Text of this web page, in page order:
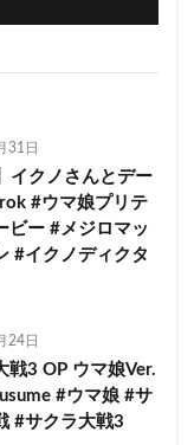
31日
イクノさんとデー
#ウマ娘プリテ
ビー #メジロマッ
#イクノディクタ
24日
戦3 OP ウマ娘Ver.
#ウマ娘 #サ
#サクラ大戦3